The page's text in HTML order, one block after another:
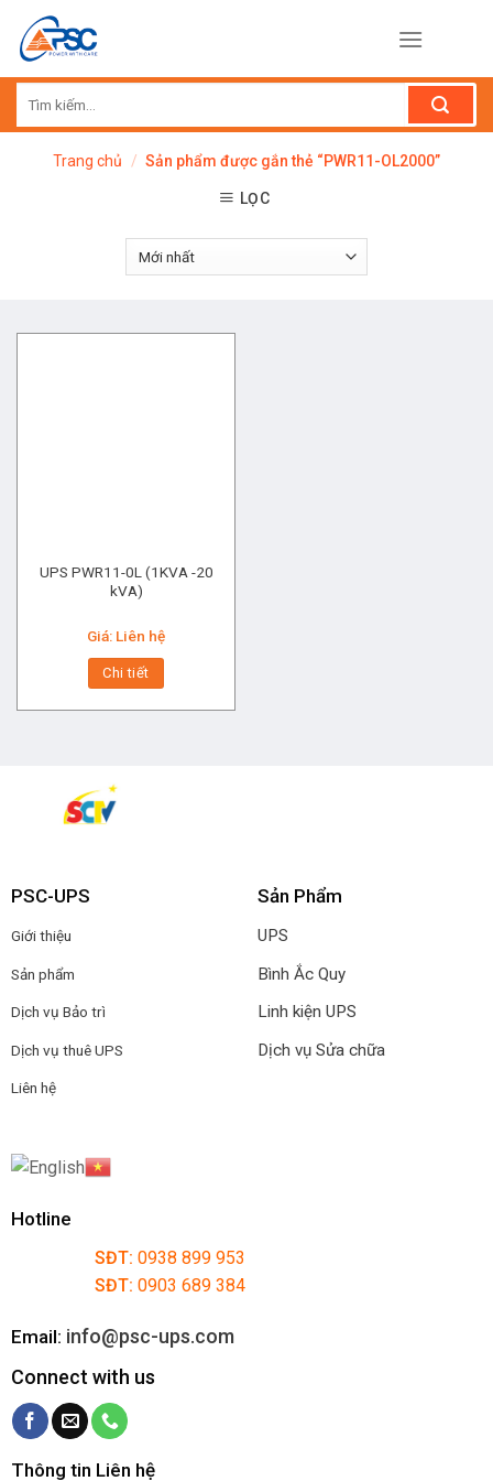
content
kiếm:
Trang chủ / Sản phẩm được gắn thẻ “PWR11-OL2000”
LỌC
UPS PWR11-0L (1KVA -20
kVA)
Giá: Liên hệ
Chi tiết
PSC-UPS
Giới thiệu
Sản phẩm
Dịch vụ Bảo trì
Dịch vụ thuê UPS
Liên hệ
Sản Phẩm
UPS
Bình Ắc Quy
Linh kiện UPS
Dịch vụ Sửa chữa
Hotline
SĐT: 0938 899 953
SĐT: 0903 689 384
Email: info@psc-ups.com
Connect with us
Thông tin Liên hệ